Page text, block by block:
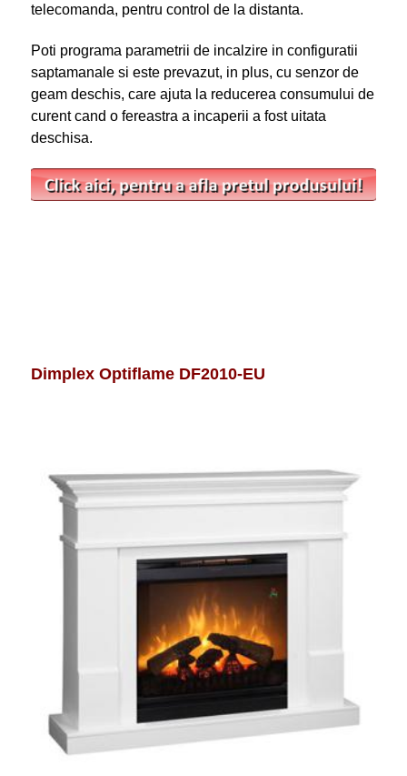
telecomanda, pentru control de la distanta.
Poti programa parametrii de incalzire in configuratii
saptamanale si este prevazut, in plus, cu senzor de
geam deschis, care ajuta la reducerea consumului de
curent cand o fereastra a incaperii a fost uitata
deschisa.
Dimplex Optiflame DF2010-EU